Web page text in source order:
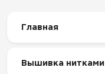
Главная
Вышивка нитками